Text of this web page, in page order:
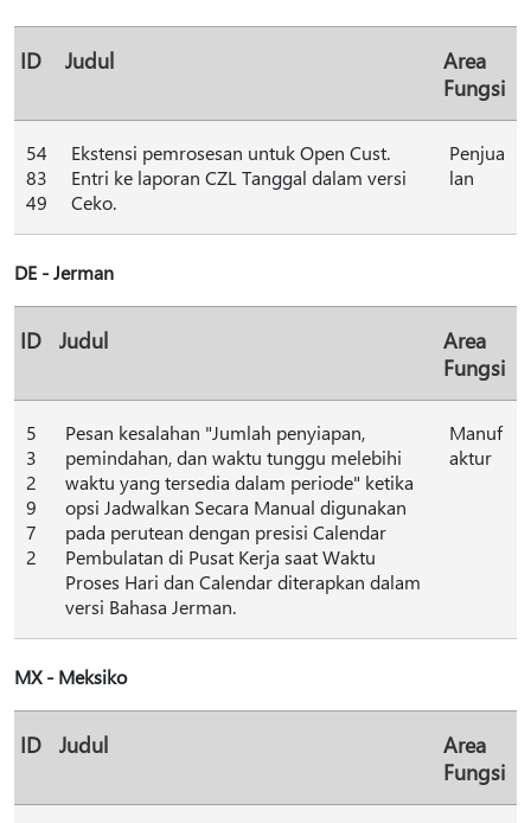
ID Judul
Area
Fungsi
54
83
49
Ekstensi pemrosesan untuk Open Cust.
Entri ke laporan CZL Tanggal dalam versi
Ceko.
Penjua
lan
DE - Jerman
ID Judul
Area
Fungsi
5
3
2
9
7
2
Pesan kesalahan "Jumlah penyiapan,
pemindahan, dan waktu tunggu melebihi
waktu yang tersedia dalam periode" ketika
opsi Jadwalkan Secara Manual digunakan
pada perutean dengan presisi Calendar
Pembulatan di Pusat Kerja saat Waktu
Proses Hari dan Calendar diterapkan dalam
versi Bahasa Jerman.
Manuf
aktur
MX - Meksiko
ID Judul
Area
Fungsi